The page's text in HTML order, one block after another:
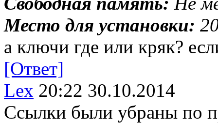
Место для установки:
а ключи где или кряк?
[Ответ]
Lex 20:22 30.10.2014
Ссылки были убраны по